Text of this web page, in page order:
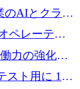
テムを構築
調達
のAIとクラウ
めに470万ポ
ペレーティ
万ユーロ
力の強化に
得
スト用に 110